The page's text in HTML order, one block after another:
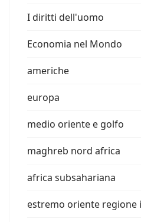
I diritti dell'uomo
Economia nel Mondo
americhe
europa
medio oriente e golfo
maghreb nord africa
africa subsahariana
estremo oriente regione